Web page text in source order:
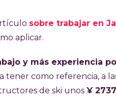
sobre trabajar en
aplicar.
y más experiencia
tener como referencia, a
de ski unos ¥